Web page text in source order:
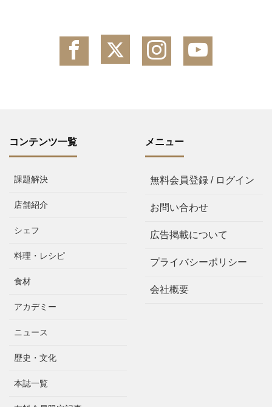
コンテンツ一覧
課題解決
店舗紹介
シェフ
料理・レシピ
食材
アカデミー
ニュース
歴史・文化
本誌一覧
メニュー
無料会員登録 / ログイン
お問い合わせ
広告掲載について
プライバシーポリシー
会社概要